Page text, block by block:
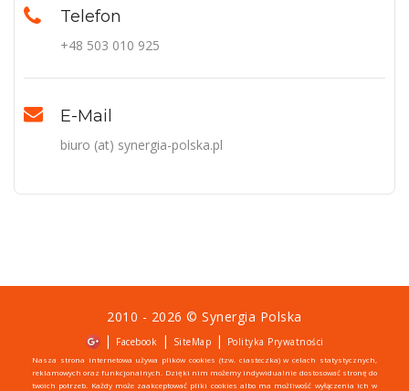
Telefon
+48 503 010 925
E-Mail
biuro (at) synergia-polska.pl
2010 - 2026 ©Synergia Polska
|
Facebook | SiteMap | Polityka Prywatności
Nasza strona internetowa używa plików cookies (tzw. ciasteczka) w celach statystycznych,
reklamowych oraz funkcjonalnych. Dzięki nim możemy indywidualnie dostosować stronę do
twoich potrzeb. Każdy może zaakceptować pliki cookies albo ma możliwość wyłączenia ich w